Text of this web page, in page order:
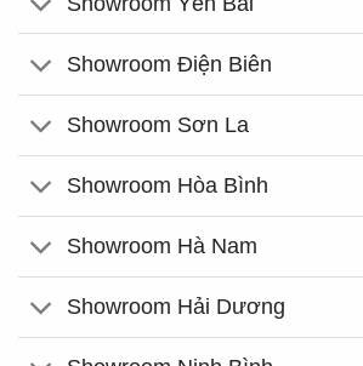
Showroom Điện Biên
Showroom Sơn La
Showroom Hòa Bình
Showroom Hà Nam
Showroom Hải Dương